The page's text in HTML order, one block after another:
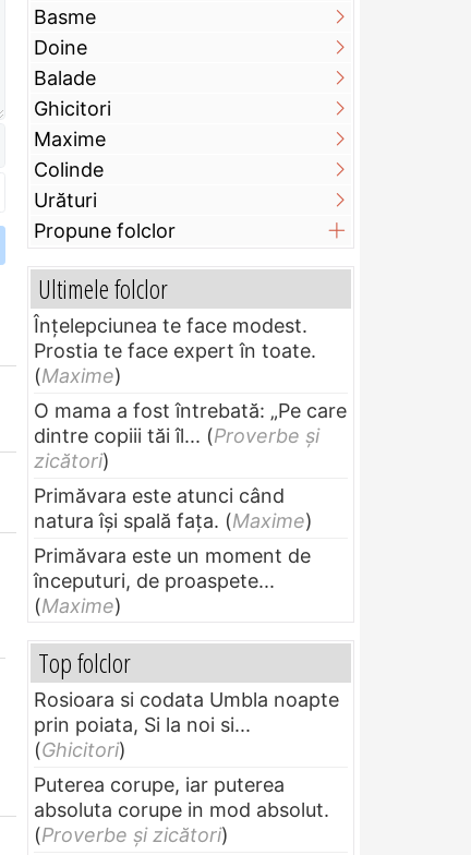
Basme
Doine
Balade
Ghicitori
Maxime
Colinde
Urături
Propune folclor
Ultimele folclor
Înțelepciunea te face modest.
Prostia te face expert în toate.
(Maxime)
O mama a fost întrebată: „Pe care
dintre copiii tăi îl... (Proverbe și
zicători)
Primăvara este atunci când
natura își spală fața. (Maxime)
Primăvara este un moment de
începuturi, de proaspete...
(Maxime)
Top folclor
Rosioara si codata Umbla noapte
prin poiata, Si la noi si...
(Ghicitori)
Puterea corupe, iar puterea
absoluta corupe in mod absolut.
(Proverbe și zicători)